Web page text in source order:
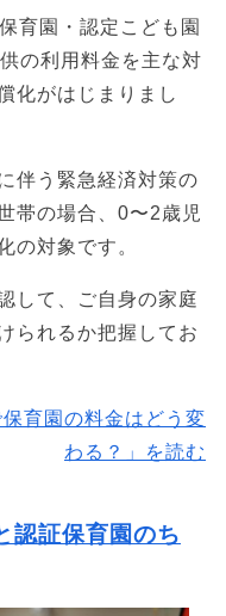
育園・認定こども園
の利用料金を主な対
化がはじまりまし
伴う緊急経済対策の
帯の場合、0〜2歳児
の対象です。
して、ご自身の家庭
られるか把握してお
育園の料金はどう変
わる？」を読む
認証保育園のち